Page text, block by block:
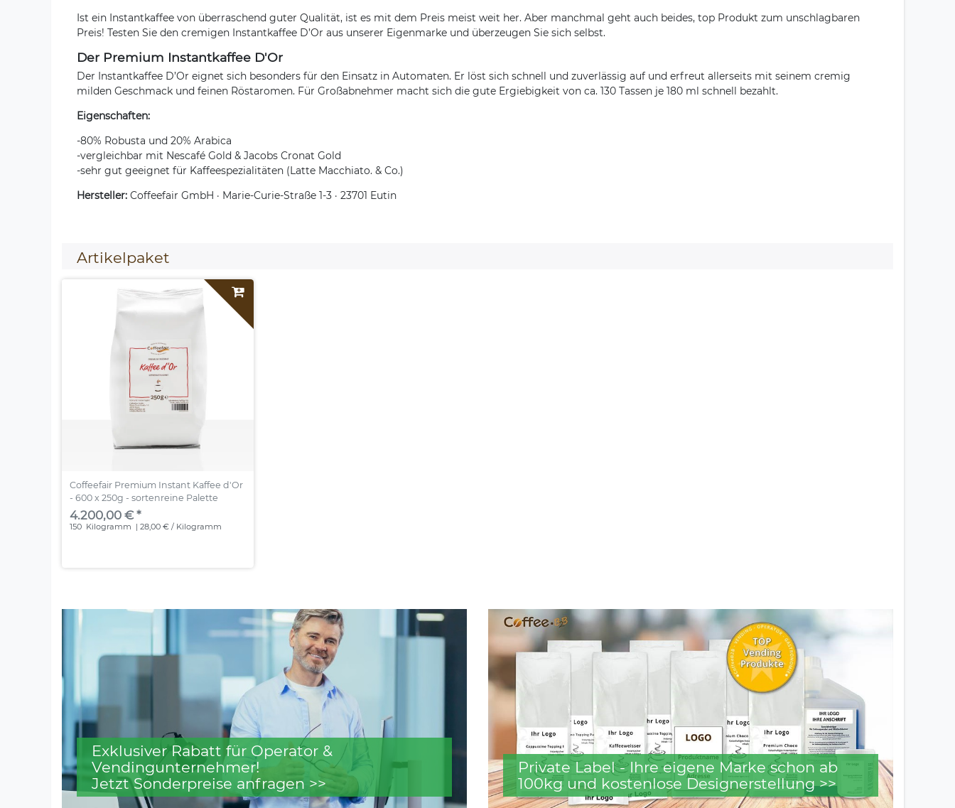
Ist ein Instantkaffee von überraschend guter Qualität, ist es mit dem Preis meist weit her. Aber manchmal geht auch beides, top Produkt zum unschlagbaren
Preis! Testen Sie den cremigen Instantkaffee D’Or aus unserer Eigenmarke und überzeugen Sie sich selbst.
Der Premium Instantkaffee D'Or
Der Instantkaffee D’Or eignet sich besonders für den Einsatz in Automaten. Er löst sich schnell und zuverlässig auf und erfreut allerseits mit seinem cremig
milden Geschmack und feinen Röstaromen. Für Großabnehmer macht sich die gute Ergiebigkeit von ca. 130 Tassen je 180 ml schnell bezahlt.
Eigenschaften:
-80% Robusta und 20% Arabica
-vergleichbar mit Nescafé Gold & Jacobs Cronat Gold
-sehr gut geeignet für Kaffeespezialitäten (Latte Macchiato. & Co.)
Hersteller: Coffeefair GmbH · Marie-Curie-Straße 1-3 · 23701 Eutin
Artikelpaket
Coffeefair Premium Instant Kaffee d'Or
- 600 x 250g - sortenreine Palette
4.200,00 € *
150 Kilogramm | 28,00 € / Kilogramm
Exklusiver Rabatt für Operator &
Vendingunternehmer!
Jetzt Sonderpreise anfragen >>
Private Label - Ihre eigene Marke schon ab
100kg und kostenlose Designerstellung >>